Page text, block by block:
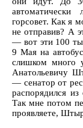
горсовет. Как я
не отправив? А
— вот эти 100
9 Мая на
слишком много
Анатольевичу
— сенатор от
распорядился
Так мне потом
проявляете,